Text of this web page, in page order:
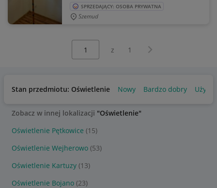
SPRZEDAJĄCY: OSOBA PRYWATNA
Szemud
z 1 Następna strona
Stan przedmiotu: Oświetlenie Nowy Bardzo dobry
Zobacz w innej lokalizacji "Oświetlenie"
Oświetlenie Pętkowice (15)
Oświetlenie Wejherowo (53)
Oświetlenie Kartuzy (13)
Oświetlenie Bojano (23)